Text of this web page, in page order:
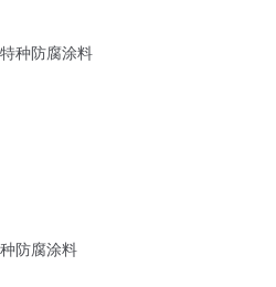
种防腐涂料
防腐涂料